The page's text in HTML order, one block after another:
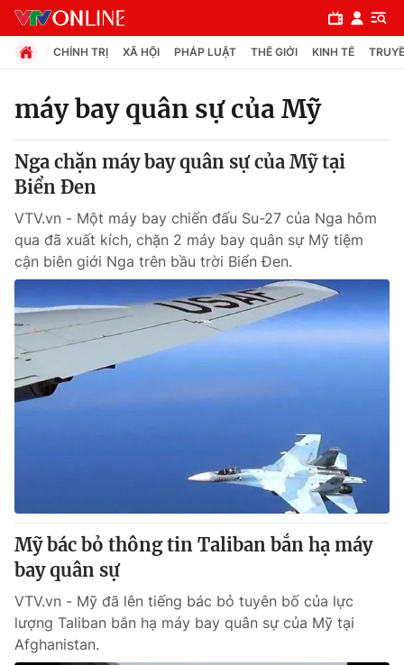
Chuyên mục
Chính trị
Xã hội
Pháp luật
Y tế
Thế giới
Thị trường
Góc doanh nghiệp
Truyền hình
Phim VTV
Hậu trường
Nhân vật
Giải trí
Điện ảnh
Đời sống
CHÍNH TRỊ XÃ HỘI PHÁP LUẬT THẾ GIỚI KINH TẾ
máy bay quân sự của Mỹ
Nga chặn máy bay quân sự của Mỹ tại
Biển Đen
VTV.vn - Một máy bay chiến đấu Su-27 của Nga hôm
qua đã xuất kích, chặn 2 máy bay quân sự Mỹ tiệm
cận biên giới Nga trên bầu trời Biển Đen.
Mỹ bác bỏ thông tin Taliban bắn hạ máy
bay quân sự
VTV.vn - Mỹ đã lên tiếng bác bỏ tuyên bố của lực
lượng Taliban bắn hạ máy bay quân sự của Mỹ tại
Afghanistan.